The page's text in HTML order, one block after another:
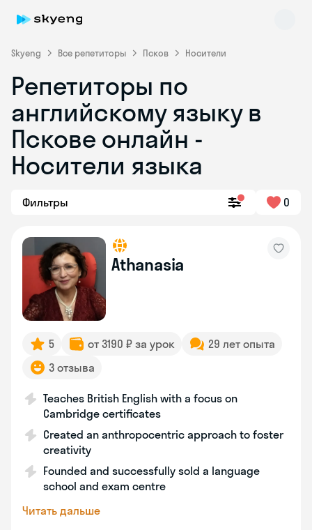
Skyeng Все репетиторы Псков Носители
Репетиторы по
английскому языку в
Пскове онлайн -
Носители языка
Фильтры 0
Athanasia
5 от 3190 ₽ за урок
29 лет опыта
3 отзыва
Teaches British English with a focus on
Cambridge certificates
Created an anthropocentric approach to foster
creativity
Founded and successfully sold a language
school and exam centre
Читать дальше